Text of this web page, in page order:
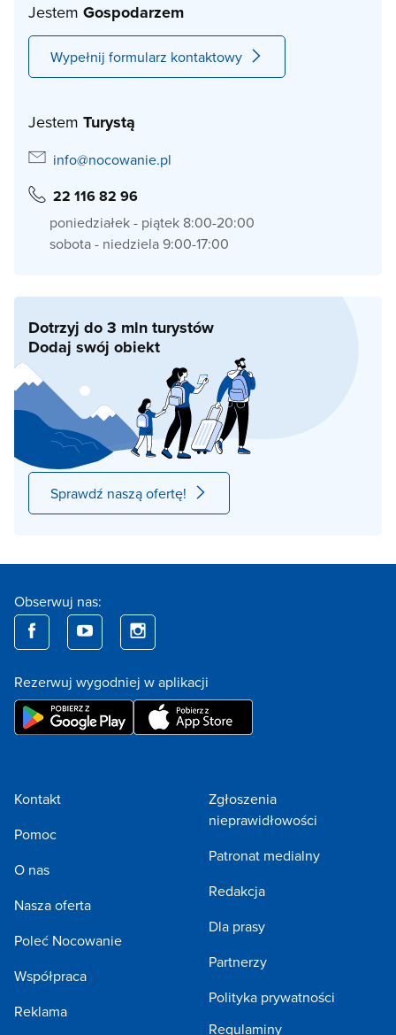
Jestem Gospodarzem
Wypełnij formularz kontaktowy
Jestem Turystą
info@nocowanie.pl
22 116 82 96
poniedziałek - piątek 8:00-20:00
sobota - niedziela 9:00-17:00
Dotrzyj do 3 mln turystów
Dodaj swój obiekt
Sprawdź naszą ofertę!
Obserwuj nas:
Rezerwuj wygodniej w aplikacji
Kontakt
Pomoc
O nas
Nasza oferta
Poleć Nocowanie
Współpraca
Reklama
Zgłoszenia
nieprawidłowości
Patronat medialny
Redakcja
Dla prasy
Partnerzy
Polityka prywatności
Regulaminy